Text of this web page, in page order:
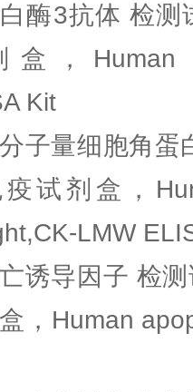
酶3抗体 检
，Human
Kit
子量细胞角
试剂盒，
LMW
诱导因子 检
，Human